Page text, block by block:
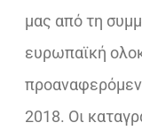
μας από τη
ευρωπαϊκή
2018. Οι